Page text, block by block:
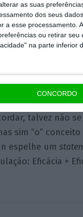
as suas
dos seus
a esse processamento.
ou retirar seu
na parte inferior
CONCORDO
do contrato de
todos nós, em
na
talvez não
sim “o” conceito
espelhe um
Eficácia +